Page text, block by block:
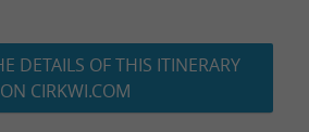
DETAILS OF THIS ITINERARY
ON CIRKWI.COM